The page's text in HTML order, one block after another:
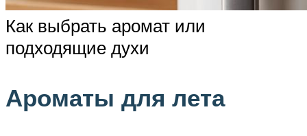
Как выбрать аромат или
подходящие духи
Ароматы для лета